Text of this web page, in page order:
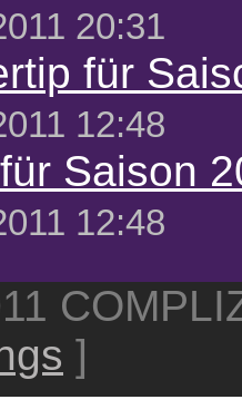
20:31
für
12:48
Saison
12:48
]